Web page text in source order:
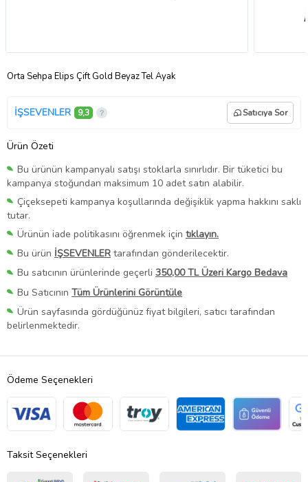
Orta Sehpa Elips Çift Gold Beyaz Tel Ayak
İŞSEVENLER 9,3 Satıcıya Sor
Ürün Özeti
Bu ürünün kampanyalı satışı stoklarla sınırlıdır. Bir tüketici bu
kampanya stoğundan maksimum 10 adet satın alabilir.
Çiçeksepeti kampanya koşullarında değişiklik yapma hakkını saklı
tutar.
Ürünün iade politikasını öğrenmek için tıklayın.
Bu ürün İŞSEVENLER tarafından gönderilecektir.
Bu satıcının ürünlerinde geçerli 350,00 TL Üzeri Kargo Bedava
Bu Satıcının Tüm Ürünlerini Görüntüle
Ürün sayfasında gördüğünüz fiyat bilgileri, satıcı tarafından
belirlenmektedir.
Ödeme Seçenekleri
Taksit Seçenekleri